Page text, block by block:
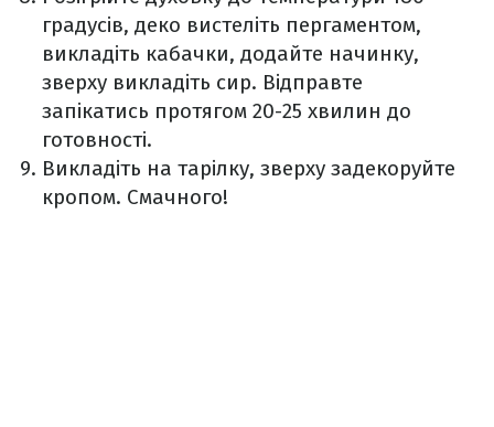
градусів, деко вистеліть пергаментом,
викладіть кабачки, додайте начинку,
зверху викладіть сир. Відправте
запікатись протягом 20-25 хвилин до
готовності.
Викладіть на тарілку, зверху задекоруйте
кропом. Смачного!